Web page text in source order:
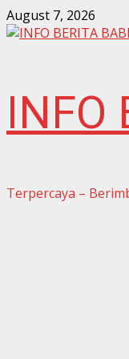
Skip
to
August 7, 2026
INFO
Terpercaya –